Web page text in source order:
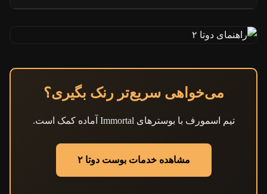
می‌خواهی سریع‌تر رنک بگیری؟
تیم اسمورف با بوسترهای Immortal آماده کمک است.
مشاهده خدمات بوست دوتا ۲